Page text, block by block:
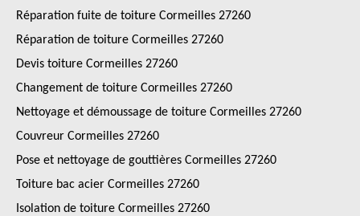
Réparation fuite de toiture Cormeilles 27260
Réparation de toiture Cormeilles 27260
Devis toiture Cormeilles 27260
Changement de toiture Cormeilles 27260
Nettoyage et démoussage de toiture Cormeilles 27260
Couvreur Cormeilles 27260
Pose et nettoyage de gouttières Cormeilles 27260
Toiture bac acier Cormeilles 27260
Isolation de toiture Cormeilles 27260